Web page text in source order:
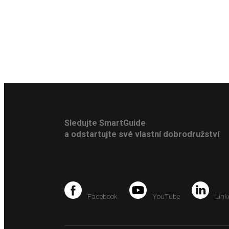
Sledujte SmartGuide
a odstartujte své vlastní dobrodružství
Facebook YouTube